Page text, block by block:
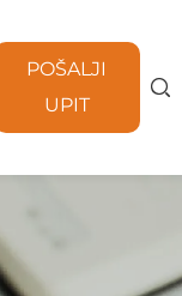
POŠALJI
UPIT